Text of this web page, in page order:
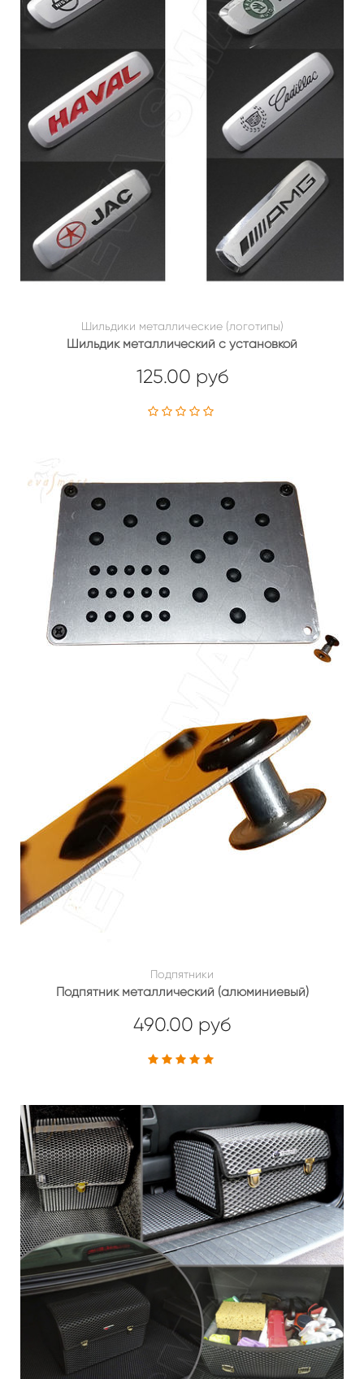
Шильдики металлические (логотипы)
Шильдик металлический с установкой
125.00 руб
Подпятники
Подпятник металлический (алюминиевый)
490.00 руб